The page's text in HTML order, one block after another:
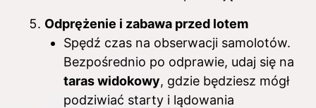
Odprężenie i zabawa przed lotem
Spędź czas na obserwacji samolotów.
Bezpośrednio po odprawie, udaj się na
taras widokowy, gdzie będziesz mógł
podziwiać starty i lądowania